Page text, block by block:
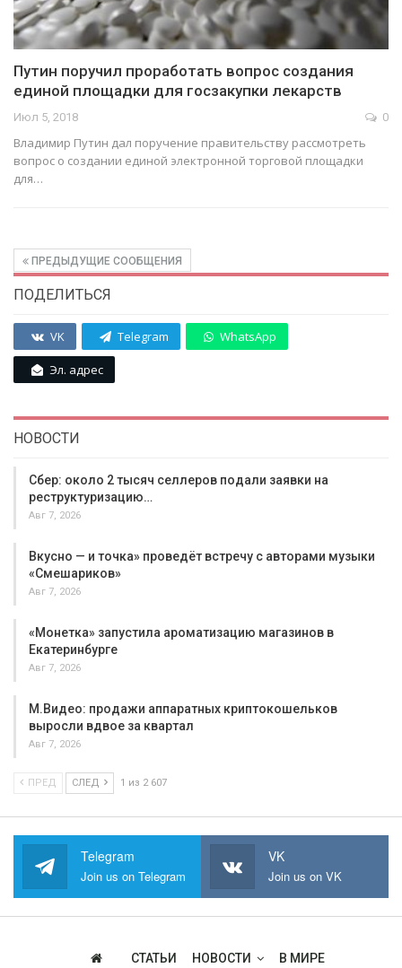
Путин поручил проработать вопрос создания
единой площадки для госзакупки лекарств
Июл 5, 2018 0
Владимир Путин дал поручение правительству рассмотреть
вопрос о создании единой электронной торговой площадки
для…
ПРЕДЫДУЩИЕ СООБЩЕНИЯ
ПОДЕЛИТЬСЯ
VK Telegram WhatsApp
Эл. адрес
НОВОСТИ
Сбер: около 2 тысяч селлеров подали заявки на
реструктуризацию…
Авг 7, 2026
Вкусно — и точка» проведёт встречу с авторами музыки
«Смешариков»
Авг 7, 2026
«Монетка» запустила ароматизацию магазинов в
Екатеринбурге
Авг 7, 2026
М.Видео: продажи аппаратных криптокошельков
выросли вдвое за квартал
Авг 7, 2026
ПРЕД СЛЕД 1 из 2 607
Telegram
Join us on Telegram
VK
Join us on VK
СТАТЬИ НОВОСТИ В МИРЕ